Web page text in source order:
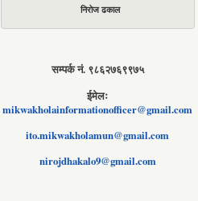
निरोज ढकाल
सम्पर्क नं. ९८६२७६९९७५
ईमेलः
mikwakholainformationofficer@gmail.com
ito.mikwakholamun@gmail.com
nirojdhakalo9@gmail.com